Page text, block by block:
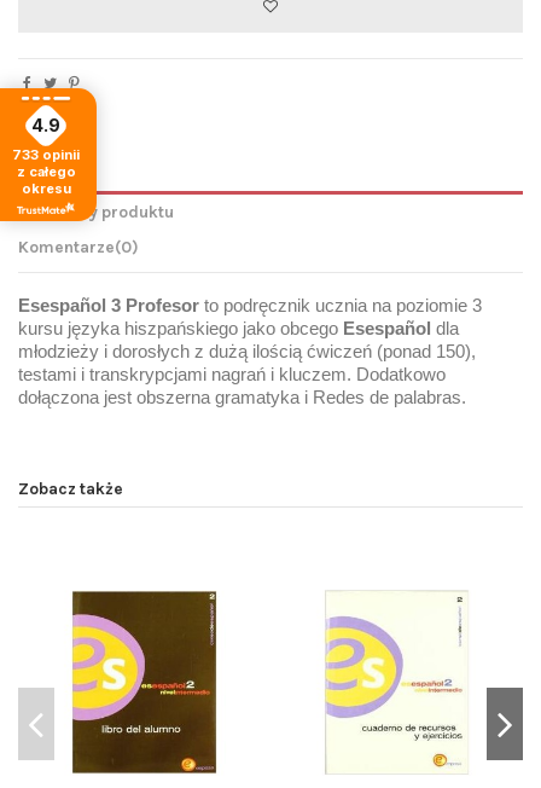
Opis
Szczegóły produktu
Komentarze(0)
Esespañol 3 Profesor to podręcznik ucznia na poziomie 3
kursu języka hiszpańskiego jako obcego Esespañol dla
młodzieży i dorosłych z dużą ilością ćwiczeń (ponad 150),
testami i transkrypcjami nagrań i kluczem. Dodatkowo
dołączona jest obszerna gramatyka i Redes de palabras.
Zobacz także
4.9
733 opinii
z całego
okresu